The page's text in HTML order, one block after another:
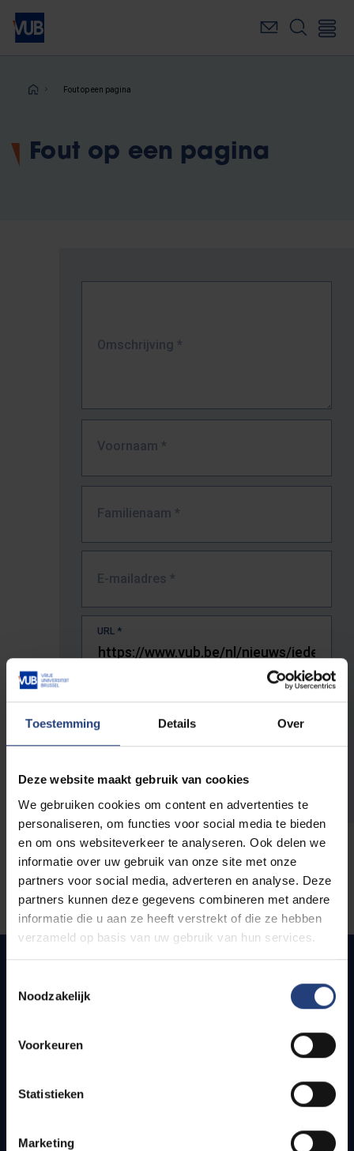
Toestemming Details Over
Deze website maakt gebruik van cookies
We gebruiken cookies om content en advertenties te
personaliseren, om functies voor social media te bieden
en om ons websiteverkeer te analyseren. Ook delen we
informatie over uw gebruik van onze site met onze
partners voor social media, adverteren en analyse. Deze
partners kunnen deze gegevens combineren met andere
informatie die u aan ze heeft verstrekt of die ze hebben
verzameld op basis van uw gebruik van hun services.
Noodzakelijk
Voorkeuren
Statistieken
Marketing
Overslaan
naar
inhoudKruimelpad
Fout op een pagina
Fout op een pagina
Omschrijving *
Voornaam *
Familienaam *
E-mailadres *
URL *
De volledige URL van de pagina waar je de fout zag.
Snel naar
Bereikbaarheid